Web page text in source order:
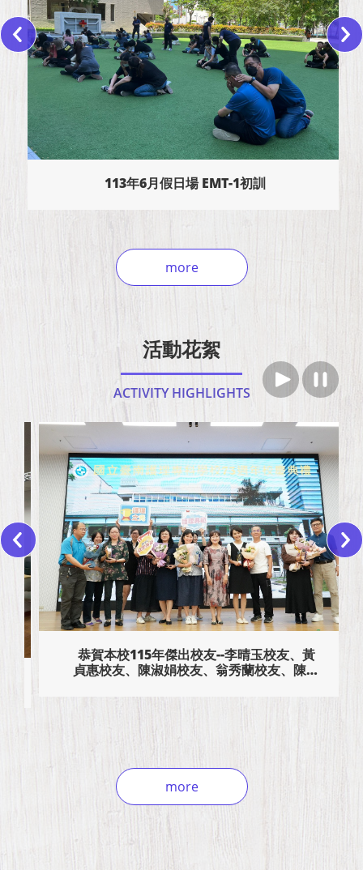
113年6月假日場 EMT-1初訓
more
活動花絮
ACTIVITY HIGHLIGHTS
恭賀本校115年傑出校友--李晴玉校友、黃
貞惠校友、陳淑娟校友、翁秀蘭校友、陳品
more